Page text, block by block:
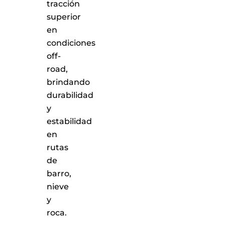
tracción
superior
en
condiciones
off-
road,
brindando
durabilidad
y
estabilidad
en
rutas
de
barro,
nieve
y
roca.